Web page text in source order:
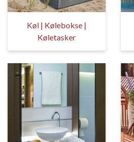
Køl | Kølebokse |
Køletasker